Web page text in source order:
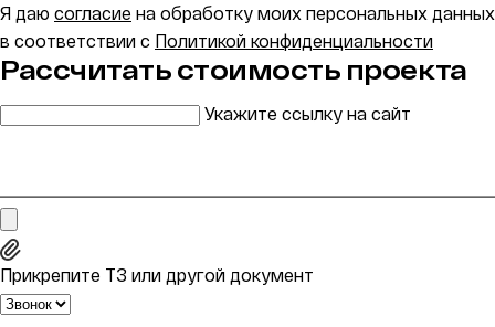
Я даю согласие на обработку моих персональных данных
в соответствии с Политикой конфиденциальности
Рассчитать стоимость проекта
Укажите ссылку на сайт
Прикрепите ТЗ или другой документ